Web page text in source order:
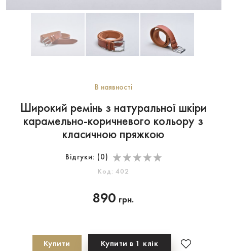
В наявності
Широкий ремінь з натуральної шкіри
карамельно-коричневого кольору з
класичною пряжкою
Відгуки: ( 0 )
Код: 402
890 грн.
Купити Купити в 1 клік